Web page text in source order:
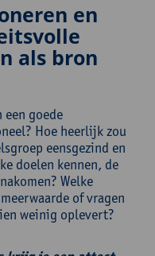
en
als bron
goede
Hoe heerlijk zou
eensgezind en
doelen kennen, de
Welke
of vragen
weinig oplevert?